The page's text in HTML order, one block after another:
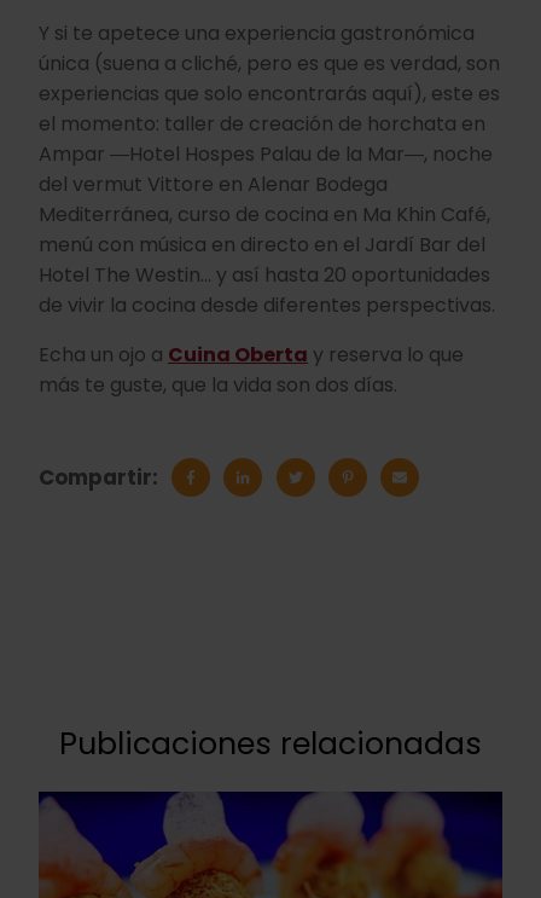
Y si te apetece una experiencia gastronómica
única (suena a cliché, pero es que es verdad, son
experiencias que solo encontrarás aquí), este es
el momento: taller de creación de horchata en
Ampar ―Hotel Hospes Palau de la Mar―, noche
del vermut Vittore en Alenar Bodega
Mediterránea, curso de cocina en Ma Khin Café,
menú con música en directo en el Jardí Bar del
Hotel The Westin… y así hasta 20 oportunidades
de vivir la cocina desde diferentes perspectivas.
Echa un ojo a Cuina Oberta y reserva lo que
más te guste, que la vida son dos días.
Compartir:
Publicaciones relacionadas